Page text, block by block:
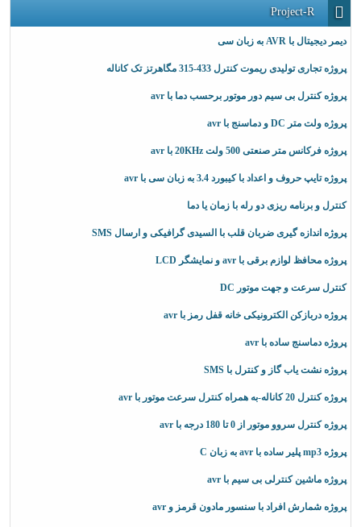
Project-R
دیمر دیجیتال با AVR به زبان سی
پروژه تجاری تولیدی ریموت کنترل 433-315 مگاهرتز تک کاناله
پروژه کنترل بی سیم دور موتور برحسب دما با avr
پروژه ولت متر DC و دماسنج با avr
پروژه فرکانس متر صنعتی 500 ولت 20KHz با avr
پروژه تایپ حروف و اعداد با کیبورد 3.4 به زبان سی با avr
کنترل و برنامه ریزی دو رله با زمان یا دما
پروژه اندازه گیری ضربان قلب با السیدی گرافیکی و ارسال SMS
پروژه محافظ لوازم برقی با avr و نمایشگر LCD
کنترل سرعت و جهت موتور DC
پروژه دربازکن الکترونیکی خانه قفل رمز با avr
پروژه دماسنج ساده با avr
پروژه نشت یاب گاز و کنترل با SMS
پروژه کنترل 20 کاناله-به همراه کنترل سرعت موتور با avr
پروژه کنترل سروو موتور از 0 تا 180 درجه با avr
پروژه mp3 پلیر ساده با avr به زبان C
پروژه ماشین کنترلی بی سیم با avr
پروژه شمارش افراد با سنسور مادون قرمز و avr